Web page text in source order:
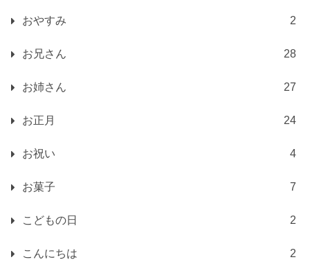
おやすみ 2
お兄さん 28
お姉さん 27
お正月 24
お祝い 4
お菓子 7
こどもの日 2
こんにちは 2